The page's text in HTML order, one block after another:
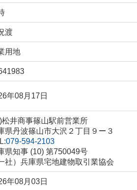
渡
用地
年08月17日
松井商事篠山駅前営業所
県丹波篠山市大沢２丁目９ー３
079-594-2103
県知事 (10) 第750049号
社）兵庫県宅地建物取引業協会
年08月03日